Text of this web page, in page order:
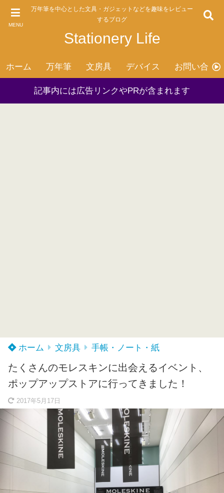
MENU
万年筆を中心とした文具・ガジェットなどを趣味をレビュー
するブログ
Stationery Life
ホーム 万年筆 文房具 デバイス お問い合わ
記事内には広告リンクやPRが含まれます
ホーム 文房具 手帳・ノート・紙
たくさんのモレスキンに出会えるイベント、
ポップアップストアに行ってきました！
2017年5月17日